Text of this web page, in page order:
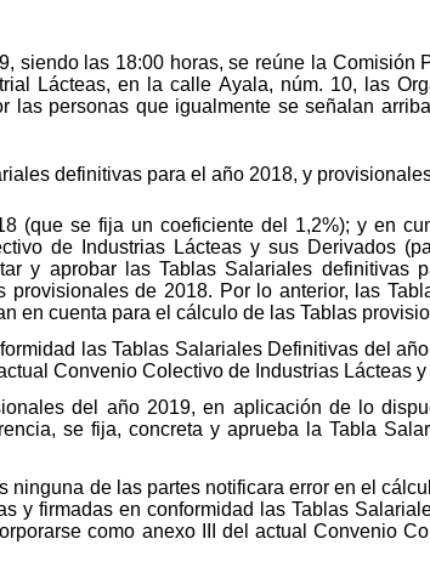
siendo las 18:00 horas, se reúne la Comisión
Lácteas, en la calle Ayala, núm. 10, las
las personas que igualmente se señalan
definitivas para el año 2018, y
(que se fija un coeficiente del 1,2%); y en
de Industrias Lácteas y sus Derivados
y aprobar las Tablas Salariales definitivas
de 2018. Por lo anterior, las
en cuenta para el cálculo de las Tablas
las Tablas Salariales Definitivas del
Convenio Colectivo de Industrias Lácteas
del año 2019, en aplicación de lo
se fija, concreta y aprueba la Tabla
ninguna de las partes notificara error en el
y firmadas en conformidad las Tablas
como anexo III del actual Convenio